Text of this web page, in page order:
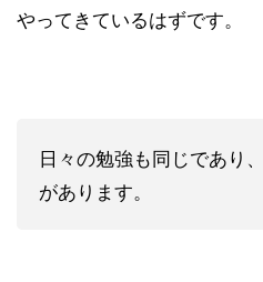
やってきているはずです。
日々の勉強も同じであり
があります。